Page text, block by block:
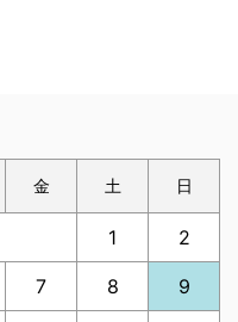
金 土 日
1 2
7 8 9